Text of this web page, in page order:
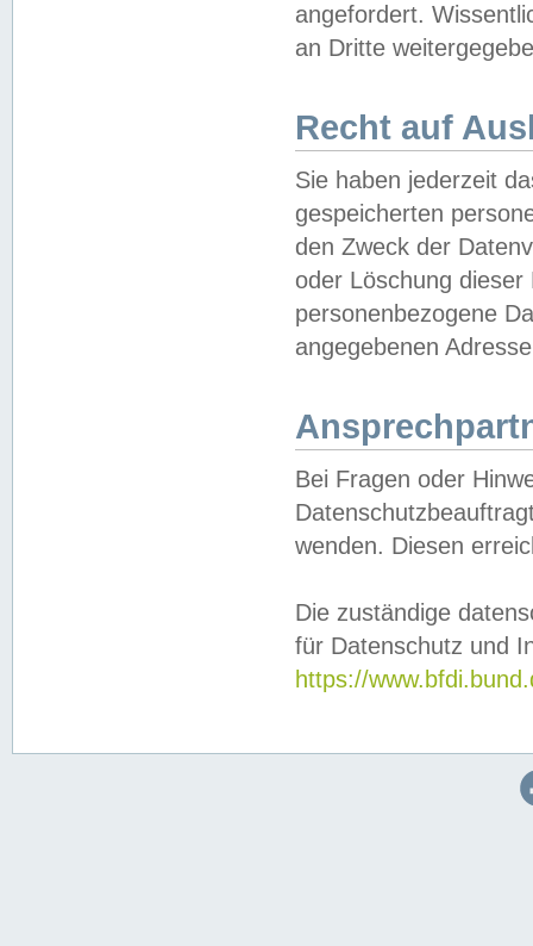
angefordert.
an Dritte
Recht auf
Sie haben jederzeit
gespeicherten
den Zweck der
oder Löschung
personenbezogene
angegebenen
Bei Fragen oder
wenden. Diesen
Die zuständige
für Datenschutz und
https://